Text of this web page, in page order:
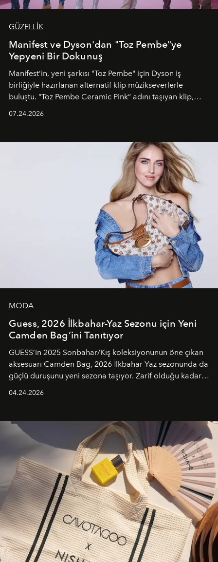
GÜZELLİK
Manifest ve Dyson'dan "Toz Pembe"ye
Yepyeni Bir Dokunuş
Manifest’in, yeni şarkısı "Toz Pembe" için Dyson iş
birliğiyle hazırlanan alternatif klip müzikseverlerle
buluştu. “Toz Pembe Ceramic Pink” adını taşıyan klip,
unsurlarından biri olarak öne çıkıyor.
07.24.2026
MODA
Guess, 2026 İlkbahar-Yaz Sezonu için Yeni
Camden Bag’ini Tanıtıyor
GUESS’in 2025 Sonbahar/Kış koleksiyonunun öne çıkan
aksesuarı Camden Bag, 2026 İlkbahar-Yaz sezonunda da
güçlü duruşunu yeni sezona taşıyor. Zarif olduğu kadar
04.24.2026